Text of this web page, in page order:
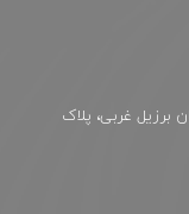
برزیل غربی، پلاک